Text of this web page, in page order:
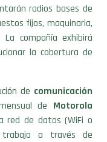
radios bases de
fijos, maquinaria,
compañía exhibirá
la cobertura de
de comunicación
de Motorola
red de datos (WiFi o
trabajo a través de